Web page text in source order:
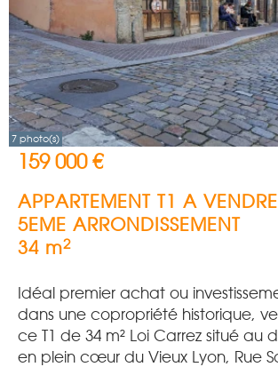
7 photo(s)
159 000 €
APPARTEMENT T1 A VENDRE
5EME ARRONDISSEMENT
34 m2
Idéal premier achat ou
dans une copropriété historique,
ce T1 de 34 m² Loi Carrez situé au
en plein cœur du Vieux Lyon, Rue